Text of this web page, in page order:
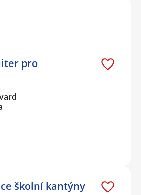
pro
školní kantýny